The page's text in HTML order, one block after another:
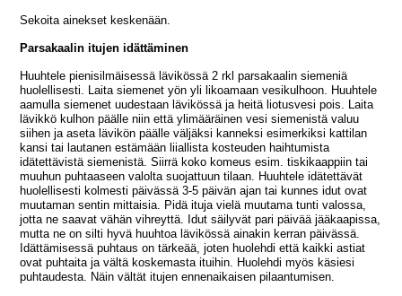
Sekoita ainekset keskenään.
Parsakaalin itujen idättäminen
Huuhtele pienisilmäisessä lävikössä 2 rkl parsakaalin siemeniä
huolellisesti. Laita siemenet yön yli likoamaan vesikulhoon. Huuhtele
aamulla siemenet uudestaan lävikössä ja heitä liotusvesi pois. Laita
lävikkö kulhon päälle niin että ylimääräinen vesi siemenistä valuu
siihen ja aseta lävikön päälle väljäksi kanneksi esimerkiksi kattilan
kansi tai lautanen estämään liiallista kosteuden haihtumista
idätettävistä siemenistä. Siirrä koko komeus esim. tiskikaappiin tai
muuhun puhtaaseen valolta suojattuun tilaan. Huuhtele idätettävät
huolellisesti kolmesti päivässä 3-5 päivän ajan tai kunnes idut ovat
muutaman sentin mittaisia. Pidä ituja vielä muutama tunti valossa,
jotta ne saavat vähän vihreyttä. Idut säilyvät pari päivää jääkaapissa,
mutta ne on silti hyvä huuhtoa lävikössä ainakin kerran päivässä.
Idättämisessä puhtaus on tärkeää, joten huolehdi että kaikki astiat
ovat puhtaita ja vältä koskemasta ituihin. Huolehdi myös käsiesi
puhtaudesta. Näin vältät itujen ennenaikaisen pilaantumisen.